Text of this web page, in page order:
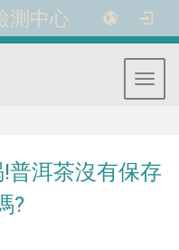
測中心
普洱茶沒有保存
?